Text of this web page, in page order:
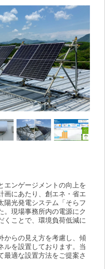
エンゲージメントの向上を
画にあたり、創エネ・省エ
陽光発電システム「そらフ
。現場事務所内の電源にク
くことで、環境負荷低減に
からの見え方を考慮し、傾
ルを設置しております。当
最適な設置方法をご提案さ